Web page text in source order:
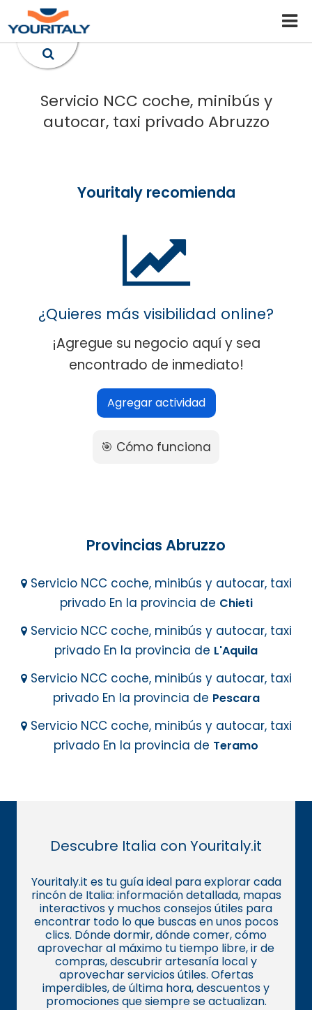
Servicio NCC coche, minibús y
autocar, taxi privado Abruzzo
Youritaly recomienda
¿Quieres más visibilidad online?
¡Agregue su negocio aquí y sea
encontrado de inmediato!
Agregar actividad
🎯 Cómo funciona
Provincias Abruzzo
Servicio NCC coche, minibús y autocar, taxi
privado En la provincia de Chieti
Servicio NCC coche, minibús y autocar, taxi
privado En la provincia de L'Aquila
Servicio NCC coche, minibús y autocar, taxi
privado En la provincia de Pescara
Servicio NCC coche, minibús y autocar, taxi
privado En la provincia de Teramo
Descubre Italia con Youritaly.it
Youritaly.it es tu guía ideal para explorar cada
rincón de Italia: información detallada, mapas
interactivos y muchos consejos útiles para
encontrar todo lo que buscas en unos pocos
clics. Dónde dormir, dónde comer, cómo
aprovechar al máximo tu tiempo libre, ir de
compras, descubrir artesanía local y
aprovechar servicios útiles. Ofertas
imperdibles, de última hora, descuentos y
promociones que siempre se actualizan.